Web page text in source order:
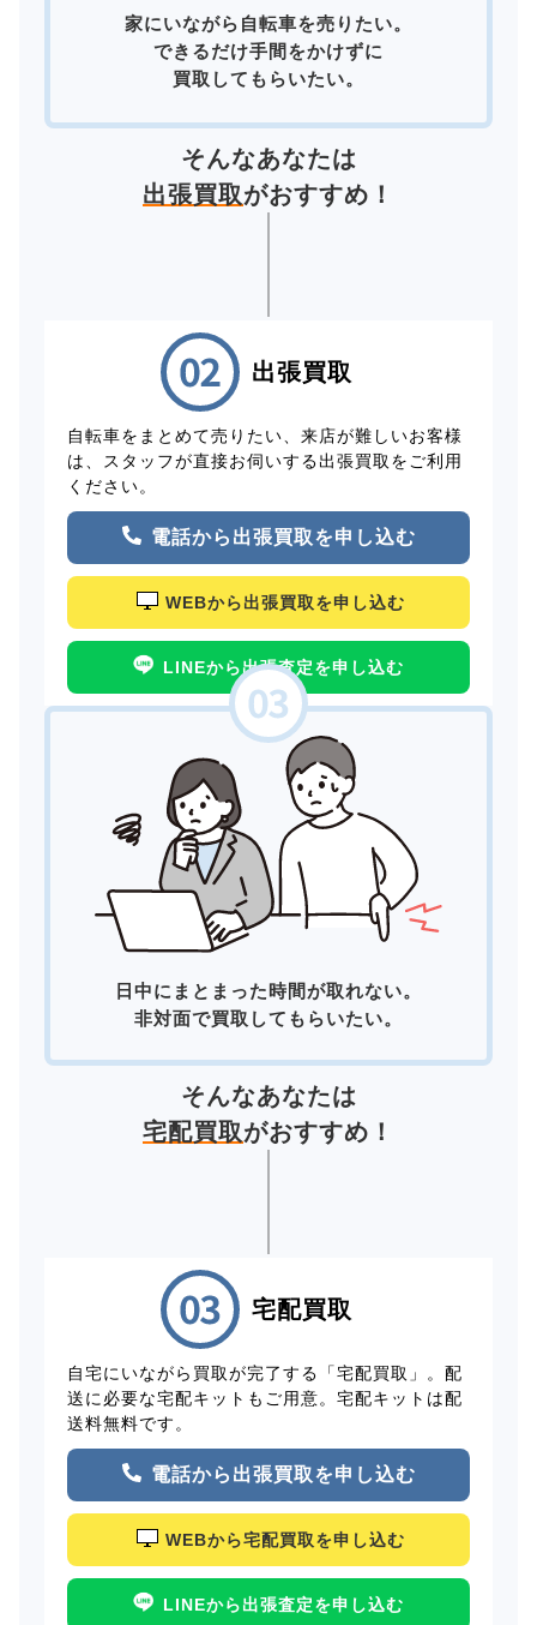
家にいながら自転車を売りたい。
できるだけ手間をかけずに
買取してもらいたい。
そんなあなたは
出張買取がおすすめ！
出張買取
自転車をまとめて売りたい、来店が難しいお客様
は、スタッフが直接お伺いする出張買取をご利用
ください。
電話から出張買取を申し込む
WEBから出張買取を申し込む
LINEから出張査定を申し込む
日中にまとまった時間が取れない。
非対面で買取してもらいたい。
そんなあなたは
宅配買取がおすすめ！
宅配買取
自宅にいながら買取が完了する「宅配買取」。配
送に必要な宅配キットもご用意。宅配キットは配
送料無料です。
電話から出張買取を申し込む
WEBから宅配買取を申し込む
LINEから出張査定を申し込む